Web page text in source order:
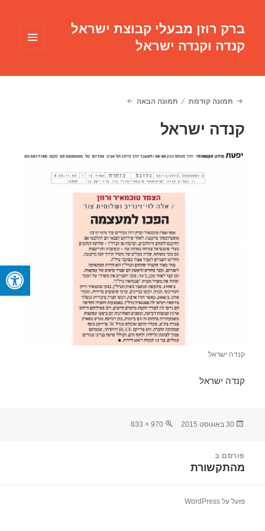
ברק רוזן מבעלי קבוצת ישראל
קנדה וקנדה ישראל
תמונה קודמת תמונה הבאה
קנדה ישראל
קנדה ישראל
קנדה ישראל
פורסם
30 באוגוסט 2015
מסך
970 × 833
פורסם ב
מהתקשורת
פועל על WordPress